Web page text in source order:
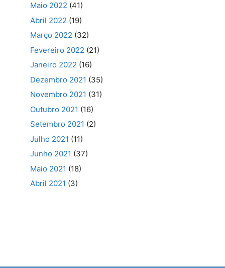
Maio 2022 (41)
Abril 2022 (19)
Março 2022 (32)
Fevereiro 2022 (21)
Janeiro 2022 (16)
Dezembro 2021 (35)
Novembro 2021 (31)
Outubro 2021 (16)
Setembro 2021 (2)
Julho 2021 (11)
Junho 2021 (37)
Maio 2021 (18)
Abril 2021 (3)